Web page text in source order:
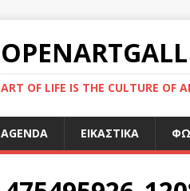
ART OF LIFE IS THE CULTURE OF
AGENDA ΕΙΚΑΣΤΙΚΑ